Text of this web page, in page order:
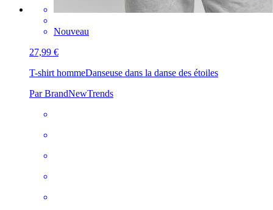
Nouveau
27,99 €
T-shirt hommeDanseuse dans la danse des étoiles
Par BrandNewTrends